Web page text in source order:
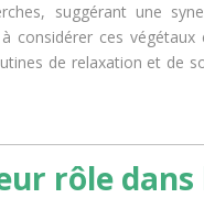
suggérant une
considérer ces
de relaxation et de
rôle